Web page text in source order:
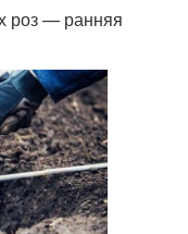
роз — ранняя